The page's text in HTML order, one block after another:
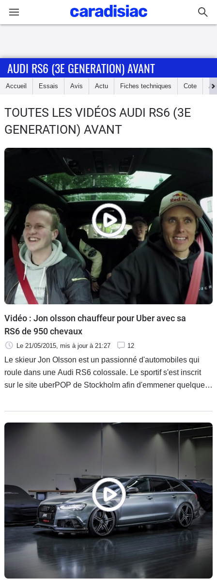
Accueil
Essais
Electriques
Utilitaires
Flottes
Auto
Services
Forum
Moto
Marques
AUDI RS6 (3E GENERATION) AVANT
Accueil Essais Avis Actu Fiches techniques Cote
TOUTES LES VIDÉOS AUDI RS6 (3E
GENERATION) AVANT
Vidéo : Jon olsson chauffeur pour Uber avec sa
RS6 de 950 chevaux
Le 21/05/2015 , mis à jour à 21:27 12
Le skieur Jon Olsson est un passionné d'automobiles qui
roule dans une Audi RS6 colossale. Le sportif s'est inscrit
sur le site uberPOP de Stockholm afin d'emmener quelques